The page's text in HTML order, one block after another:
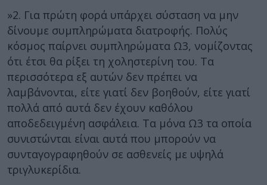
»2. Για πρώτη φορά υπάρχει σύσταση να μην
δίνουμε συμπληρώματα διατροφής. Πολύς
κόσμος παίρνει συμπληρώματα Ω3, νομίζοντας
ότι έτσι θα ρίξει τη χοληστερίνη του. Τα
περισσότερα εξ αυτών δεν πρέπει να
λαμβάνονται, είτε γιατί δεν βοηθούν, είτε γιατί
πολλά από αυτά δεν έχουν καθόλου
αποδεδειγμένη ασφάλεια. Τα μόνα Ω3 τα οποία
συνιστώνται είναι αυτά που μπορούν να
συνταγογραφηθούν σε ασθενείς με υψηλά
τριγλυκερίδια.